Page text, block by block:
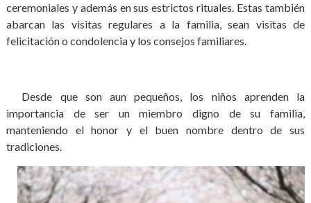
ceremoniales y además en sus estrictos rituales. Estas también
abarcan las visitas regulares a la familia, sean visitas de
felicitación o condolencia y los consejos familiares.
Desde que son aun pequeños, los niños aprenden la
importancia de ser un miembro digno de su familia,
manteniendo el honor y el buen nombre dentro de sus
tradiciones.